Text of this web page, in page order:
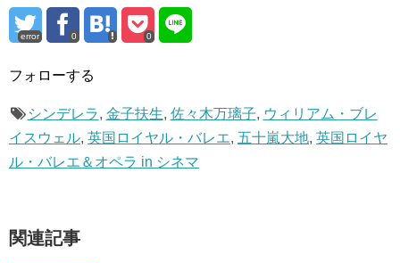
error 0 0
フォローする
シンデレラ, 金子扶生, 佐々木万璃子, ウィリアム・ブレ
イスウェル, 英国ロイヤル・バレエ, 五十嵐大地, 英国ロイヤ
ル・バレエ＆オペラ in シネマ
関連記事